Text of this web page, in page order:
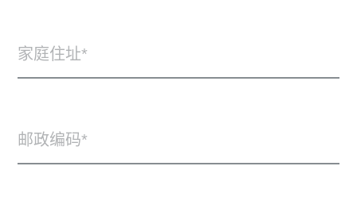
家庭住址
邮政编码